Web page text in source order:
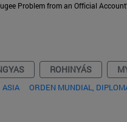
Problem from an Official
ROHINYÁS
ASIA ORDEN MUNDIAL,